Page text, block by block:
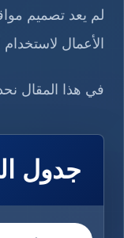
لم يعد تصميم
الأعمال
في هذا المقال
جدول